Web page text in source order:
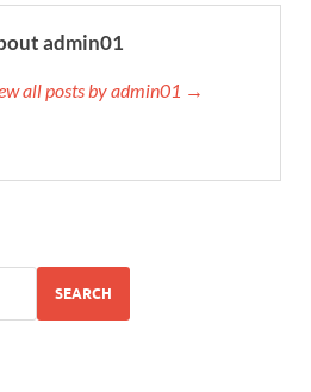
admin01
all posts by admin01 →
SEARCH